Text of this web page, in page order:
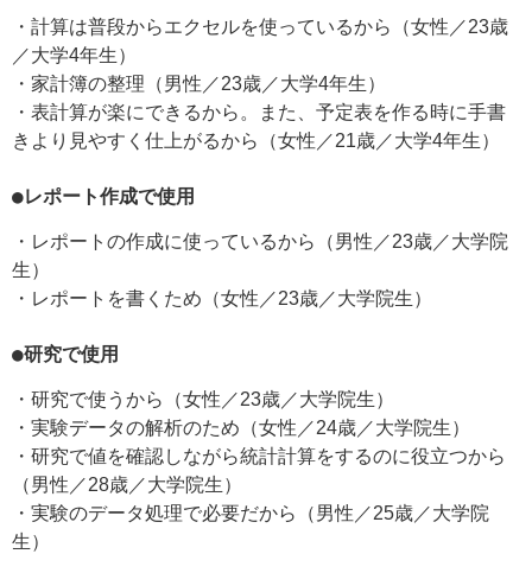
・計算は普段からエクセルを使っているから（女性／23歳
／大学4年生）
・家計簿の整理（男性／23歳／大学4年生）
・表計算が楽にできるから。また、予定表を作る時に手書
きより見やすく仕上がるから（女性／21歳／大学4年生）
●レポート作成で使用
・レポートの作成に使っているから（男性／23歳／大学院
生）
・レポートを書くため（女性／23歳／大学院生）
●研究で使用
・研究で使うから（女性／23歳／大学院生）
・実験データの解析のため（女性／24歳／大学院生）
・研究で値を確認しながら統計計算をするのに役立つから
（男性／28歳／大学院生）
・実験のデータ処理で必要だから（男性／25歳／大学院
生）